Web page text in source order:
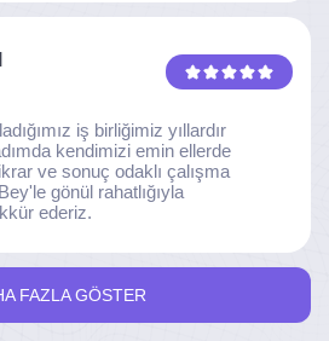
iş birliğimiz yıllardır
kendimizi emin ellerde
ve sonuç odaklı çalışma
gönül rahatlığıyla
ederiz.
FAZLA GÖSTER